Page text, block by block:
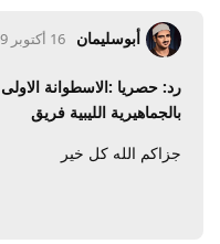
أبوسليمان 16 أكتوبر 2009
رد: حصريا :الاسطوانة
بالجماهيرية الليبية فريق
جزاكم الله كل خير